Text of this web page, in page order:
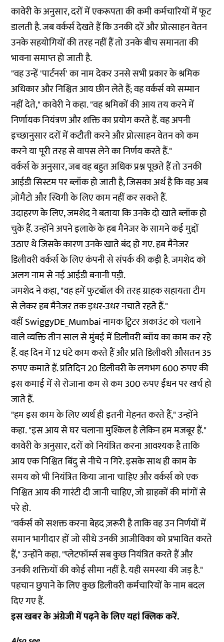
कावेरी के अनुसार, दरों में एकरूपता की कमी कर्मचारियों में फूट
डालती है. जब वर्कर्स देखते हैं कि उनकी दरें और प्रोत्साहन वेतन
उनके सहयोगियों की तरह नहीं हैं तो उनके बीच समानता की
भावना समाप्त हो जाती है.
"वह उन्हें 'पार्टनर्स' का नाम देकर उनसे सभी प्रकार के श्रमिक
अधिकार और निश्चित आय छीन लेते हैं; वह वर्कर्स को सम्मान
नहीं देते," कावेरी ने कहा. "वह श्रमिकों की आय तय करने में
निर्णायक नियंत्रण और शक्ति का प्रयोग करते हैं. वह अपनी
इच्छानुसार दरों में कटौती करने और प्रोत्साहन वेतन को कम
करने या पूरी तरह से वापस लेने का निर्णय करते हैं."
वर्कर्स के अनुसार, जब वह बहुत अधिक प्रश्न पूछते हैं तो उनकी
आईडी सिस्टम पर ब्लॉक हो जाती है, जिसका अर्थ है कि वह अब
ज़ोमैटो और स्विगी के लिए काम नहीं कर सकते हैं.
उदाहरण के लिए, जमशेद ने बताया कि उनके दो खाते ब्लॉक हो
चुके हैं. उन्होंने अपने इलाके के हब मैनेजर के सामने कई मुद्दों
उठाए थे जिसके कारण उनके खाते बंद हो गए. हब मैनेजर
डिलीवरी वर्कर्स के लिए कंपनी से संपर्क की कड़ी है. जमशेद को
अलग नाम से नई आईडी बनानी पड़ी.
जमशेद ने कहा, "वह हमें फुटबॉल की तरह ग्राहक सहायता टीम
से लेकर हब मैनेजर तक इधर-उधर नचाते रहते हैं."
वहीं SwiggyDE_Mumbai नामक ट्विटर अकाउंट को चलाने
वाले व्यक्ति तीन साल से मुंबई में डिलीवरी ब्वॉय का काम कर रहे
हैं. वह दिन में 12 घंटे काम करते हैं और प्रति डिलीवरी औसतन 35
रुपए कमाते हैं. प्रतिदिन 20 डिलीवरी के लगभग 600 रुपए की
इस कमाई में से रोजाना कम से कम 300 रुपए ईंधन पर खर्च हो
जाते हैं.
"हम इस काम के लिए व्यर्थ ही इतनी मेहनत करते हैं," उन्होंने
कहा. "इस आय से घर चलाना मुश्किल है लेकिन हम मजबूर हैं."
कावेरी के अनुसार, दरों को नियंत्रित करना आवश्यक है ताकि
आय एक निश्चित बिंदु से नीचे न गिरे. इसके साथ ही काम के
समय को भी नियंत्रित किया जाना चाहिए और वर्कर्स को एक
निश्चित आय की गारंटी दी जानी चाहिए, जो ग्राहकों की मांगों से
परे हो.
"वर्कर्स को सशक्त करना बेहद ज़रूरी है ताकि वह उन निर्णयों में
समान भागीदार हों जो सीधे उनकी आजीविका को प्रभावित करते
हैं," उन्होंने कहा. "प्लेटफॉर्म्स सब कुछ नियंत्रित करते हैं और
उनकी शक्तियों की कोई सीमा नहीं है. यही समस्या की जड़ है."
पहचान छुपाने के लिए कुछ डिलीवरी कर्मचारियों के नाम बदल
दिए गए हैं.
इस खबर के अंग्रेजी में पढ़ने के लिए यहांक्लिककरें.